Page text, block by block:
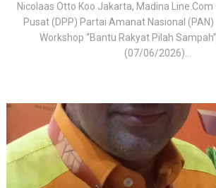
Nicolaas Otto Koo Jakarta, Madina
Pusat (DPP) Partai Amanat Nasional
Workshop “Bantu Rakyat Pilah
(07/06/2026)...